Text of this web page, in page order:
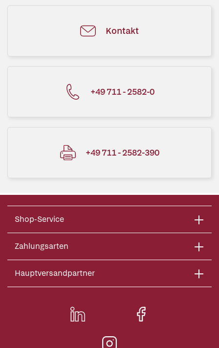
Kontakt
+49 711 - 2582-0
+49 711 - 2582-390
Shop-Service
Zahlungsarten
Hauptversandpartner